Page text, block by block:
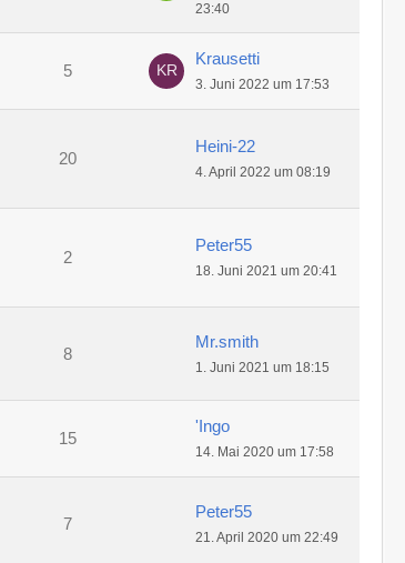
23:40
5
Krausetti
3. Juni 2022 um 17:53
20
Heini-22
4. April 2022 um 08:19
2
Peter55
18. Juni 2021 um 20:41
8
Mr.smith
1. Juni 2021 um 18:15
15
'Ingo
14. Mai 2020 um 17:58
7
Peter55
21. April 2020 um 22:49